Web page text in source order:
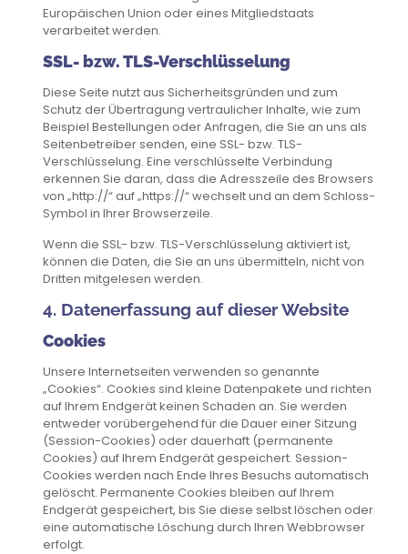
Europäischen Union oder eines Mitgliedstaats
verarbeitet werden.
SSL- bzw. TLS-Verschlüsselung
Diese Seite nutzt aus Sicherheitsgründen und zum
Schutz der Übertragung vertraulicher Inhalte, wie zum
Beispiel Bestellungen oder Anfragen, die Sie an uns als
Seitenbetreiber senden, eine SSL- bzw. TLS-
Verschlüsselung. Eine verschlüsselte Verbindung
erkennen Sie daran, dass die Adresszeile des Browsers
von „http://“ auf „https://“ wechselt und an dem Schloss-
Symbol in Ihrer Browserzeile.
Wenn die SSL- bzw. TLS-Verschlüsselung aktiviert ist,
können die Daten, die Sie an uns übermitteln, nicht von
Dritten mitgelesen werden.
4. Datenerfassung auf dieser Website
Cookies
Unsere Internetseiten verwenden so genannte
„Cookies“. Cookies sind kleine Datenpakete und richten
auf Ihrem Endgerät keinen Schaden an. Sie werden
entweder vorübergehend für die Dauer einer Sitzung
(Session-Cookies) oder dauerhaft (permanente
Cookies) auf Ihrem Endgerät gespeichert. Session-
Cookies werden nach Ende Ihres Besuchs automatisch
gelöscht. Permanente Cookies bleiben auf Ihrem
Endgerät gespeichert, bis Sie diese selbst löschen oder
eine automatische Löschung durch Ihren Webbrowser
erfolgt.